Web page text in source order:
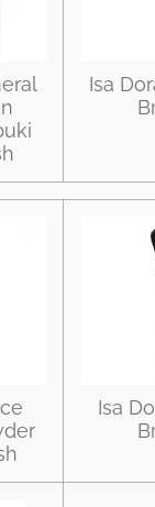
Isa
Isa